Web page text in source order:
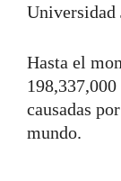
Universidad
Hasta el
causadas
mundo.